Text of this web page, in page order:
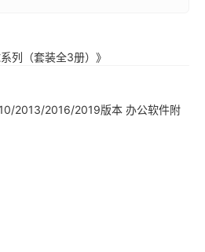
列（套装全3册）》
2013/2016/2019版本 办公软件附